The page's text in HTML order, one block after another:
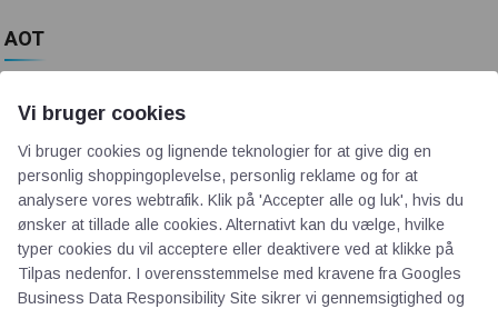
AOT
Kontakt
Persondata
Videncentre
Vi bruger cookies
Vi bruger cookies og lignende teknologier for at give dig en
personlig shoppingoplevelse, personlig reklame og for at
analysere vores webtrafik. Klik på 'Accepter alle og luk', hvis du
ønsker at tillade alle cookies. Alternativt kan du vælge, hvilke
typer cookies du vil acceptere eller deaktivere ved at klikke på
Tilpas nedenfor. I overensstemmelse med kravene fra Googles
Business Data Responsibility Site sikrer vi gennemsigtighed og